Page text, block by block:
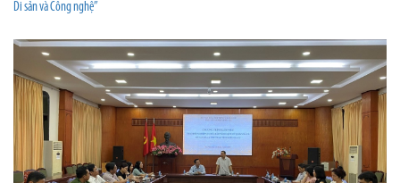
Di sản và Công nghệ”